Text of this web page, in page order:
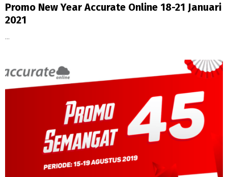
Promo New Year Accurate Online 18-21 Januari
2021
...